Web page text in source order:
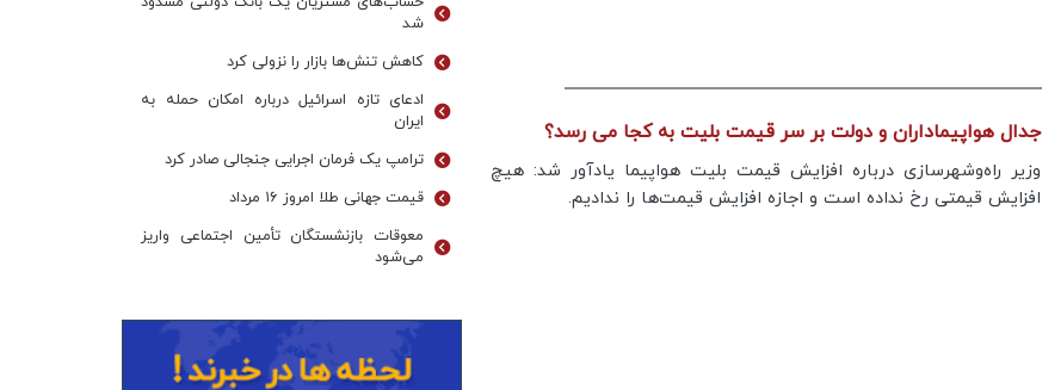
جدال هواپیماداران و دولت بر سر قیمت بلیت به کجا می رسد؟
وزیر راه‌وشهرسازی درباره افزایش قیمت بلیت هواپیما یادآور شد: هیچ
افزایش قیمتی رخ نداده است و اجازه افزایش قیمت‌ها را ندادیم.
شد
کاهش تنش‌ها بازار را نزولی کرد
ادعای تازه اسرائیل درباره امکان حمله به
ایران
ترامپ یک فرمان اجرایی جنجالی صادر کرد
قیمت جهانی طلا امروز ۱۶ مرداد
معوقات بازنشستگان تأمین اجتماعی واریز
می‌شود